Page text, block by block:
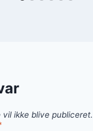
vil ikke blive publiceret.